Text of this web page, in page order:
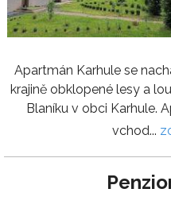
Apartmán Karhule se
krajině obklopené lesy a
Blaníku v obci Karhule.
vchod...